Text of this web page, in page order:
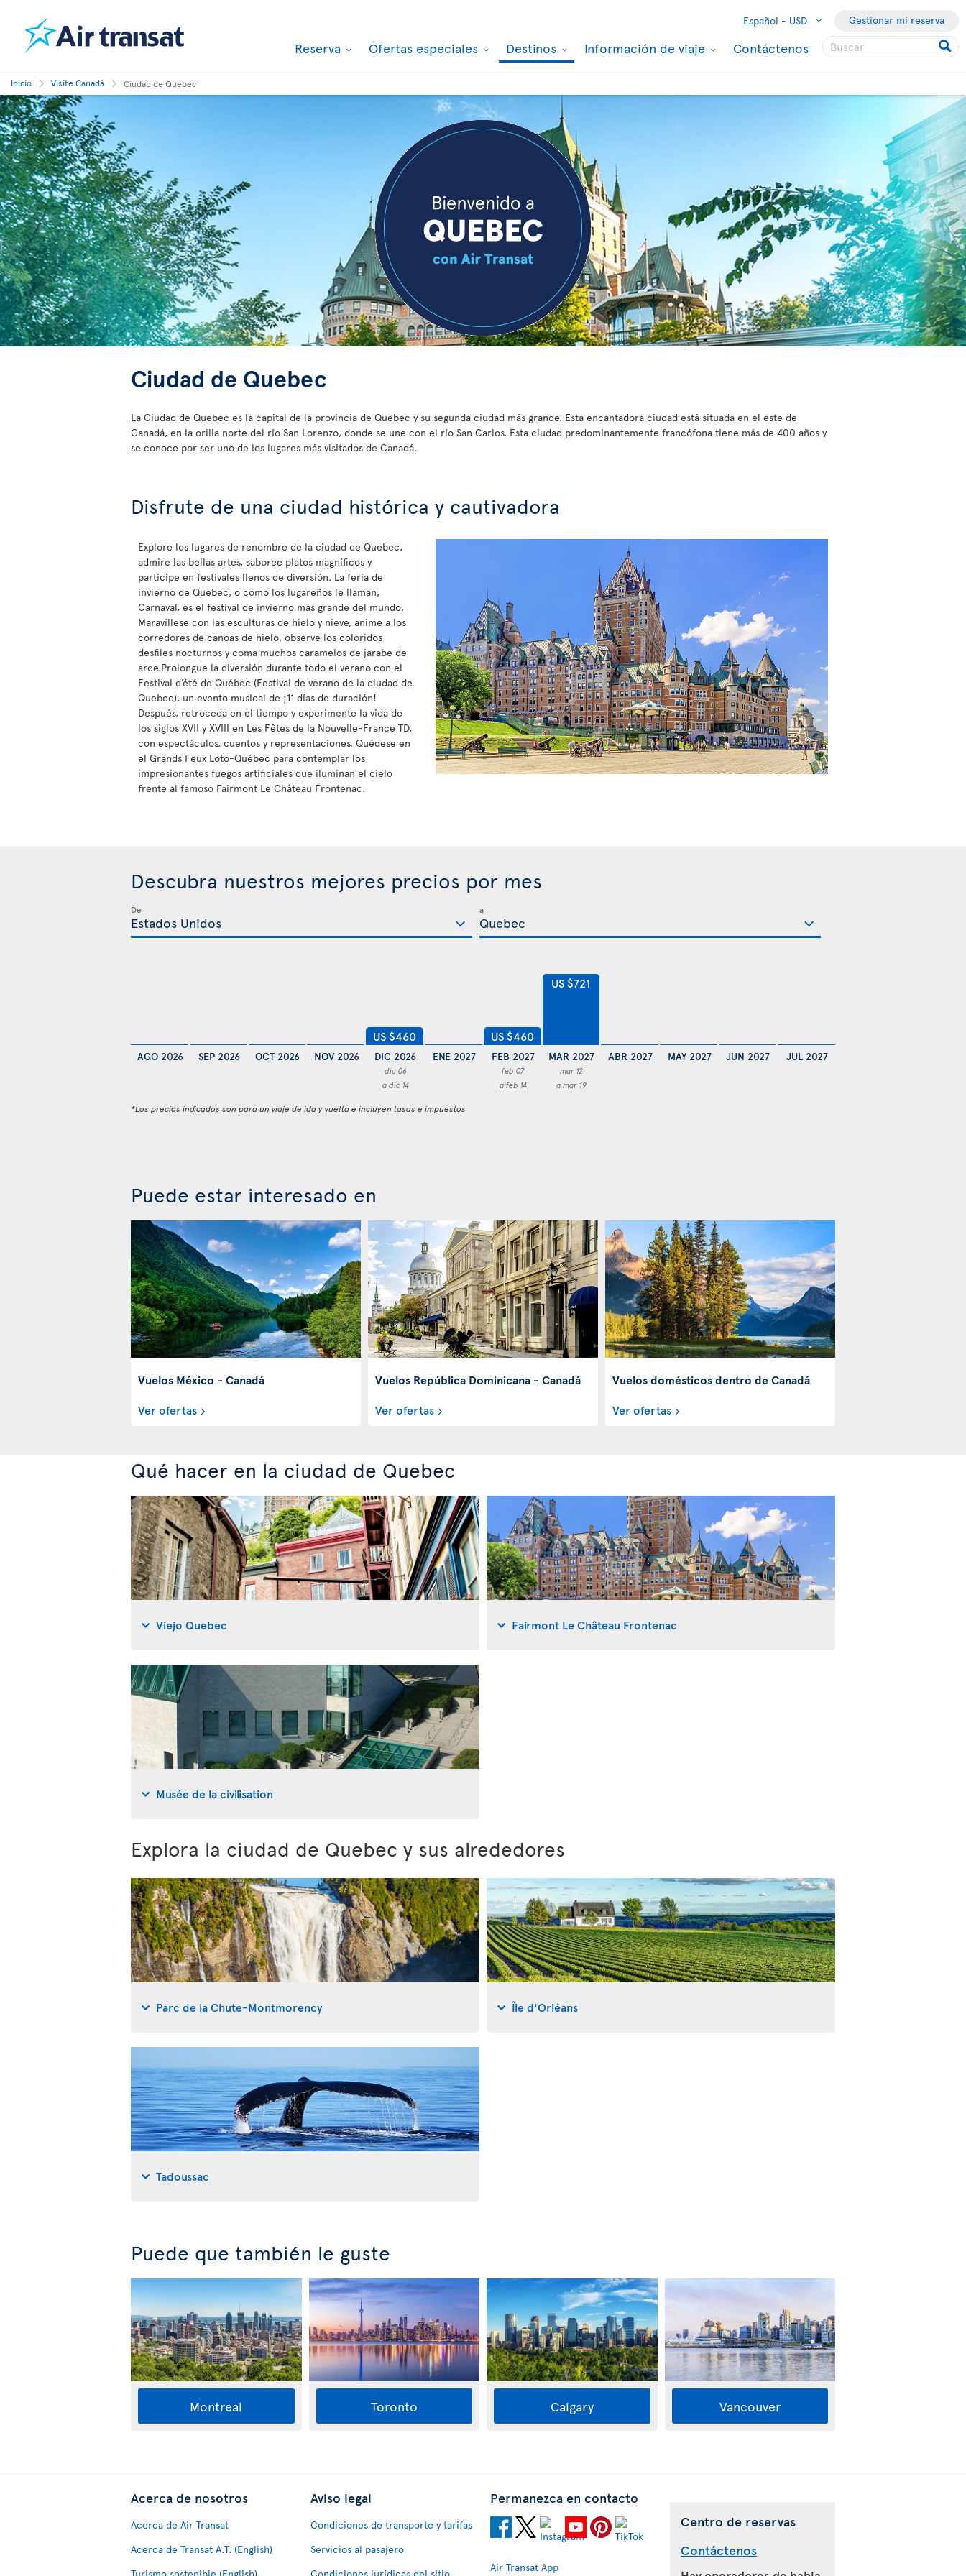
Español - USD Gestionar mi reserva
Reserva Ofertas especiales Destinos Información de viaje Contáctenos
Inicio Visite Canadá Ciudad de Quebec
Ciudad de Quebec
La Ciudad de Quebec es la capital de la provincia de Quebec y su segunda ciudad más grande. Esta encantadora ciudad está situada en el este de
Canadá, en la orilla norte del río San Lorenzo, donde se une con el río San Carlos. Esta ciudad predominantemente francófona tiene más de 400 años y
se conoce por ser uno de los lugares más visitados de Canadá.
Disfrute de una ciudad histórica y cautivadora
Explore los lugares de renombre de la ciudad de Quebec,
admire las bellas artes, saboree platos magníficos y
participe en festivales llenos de diversión. La feria de
invierno de Quebec, o como los lugareños le llaman,
Carnaval, es el festival de invierno más grande del mundo.
Maravíllese con las esculturas de hielo y nieve, anime a los
corredores de canoas de hielo, observe los coloridos
desfiles nocturnos y coma muchos caramelos de jarabe de
arce.Prolongue la diversión durante todo el verano con el
Festival d’été de Québec (Festival de verano de la ciudad de
Quebec), un evento musical de ¡11 días de duración!
Después, retroceda en el tiempo y experimente la vida de
los siglos XVII y XVIII en Les Fêtes de la Nouvelle-France TD,
con espectáculos, cuentos y representaciones. Quédese en
el Grands Feux Loto-Québec para contemplar los
impresionantes fuegos artificiales que iluminan el cielo
frente al famoso Fairmont Le Château Frontenac.
Descubra nuestros mejores precios por mes
De a
AGO 2026 SEP 2026 OCT 2026 NOV 2026
US $460
DIC 2026
dic 06
a dic 14
ENE 2027
US $460
FEB 2027
feb 07
a feb 14
US $721
MAR 2027
mar 12
a mar 19
ABR 2027 MAY 2027 JUN 2027 JUL 2027
*Los precios indicados son para un viaje de ida y vuelta e incluyen tasas e impuestos
Puede estar interesado en
Vuelos México - Canadá
Ver ofertas
Vuelos República Dominicana - Canadá
Ver ofertas
Vuelos domésticos dentro de Canadá
Ver ofertas
Qué hacer en la ciudad de Quebec
Viejo Quebec Fairmont Le Château Frontenac
Musée de la civilisation
Explora la ciudad de Quebec y sus alrededores
Parc de la Chute-Montmorency Île d'Orléans
Tadoussac
Puede que también le guste
Montreal Toronto Calgary Vancouver
Acerca de nosotros
Acerca de Air Transat
Acerca de Transat A.T. (English)
Turismo sostenible (English)
Aviso legal
Condiciones de transporte y tarifas
Servicios al pasajero
Condiciones jurídicas del sitio
Permanezca en contacto
Air Transat App
Centro de reservas
Contáctenos